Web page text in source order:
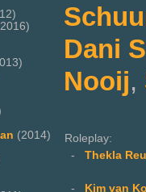
(2014)
Dani
Nooij,
Roleplay:
- Thekla
- Kim van